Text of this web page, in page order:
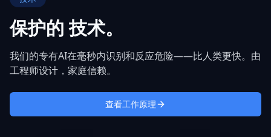
保护的 技术。
我们的专有AI在毫秒内识别和反应危险——比人类更快。由
工程师设计，家庭信赖。
查看工作原理